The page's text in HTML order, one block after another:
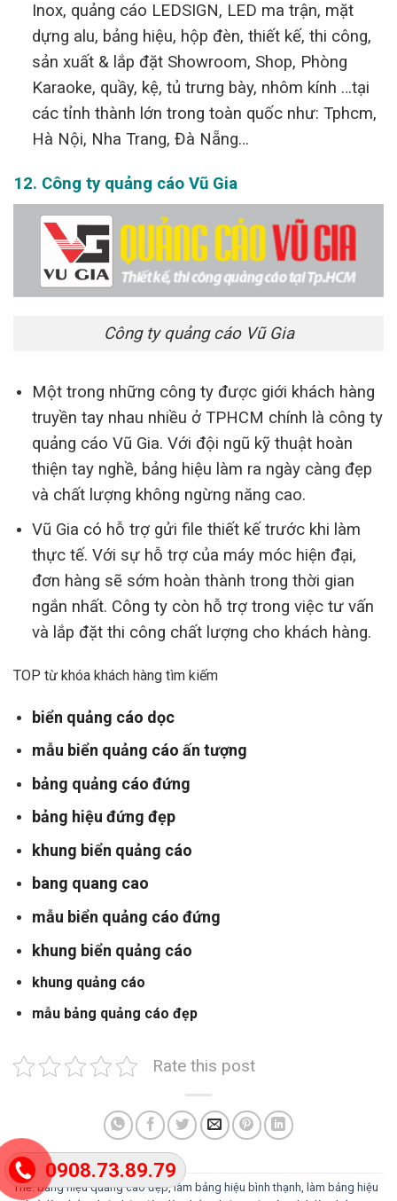
0908.73.89.79
Inox, quảng cáo LEDSIGN, LED ma trận, mặt
dựng alu, bảng hiệu, hộp đèn, thiết kế, thi công,
sản xuất & lắp đặt Showroom, Shop, Phòng
Karaoke, quầy, kệ, tủ trưng bày, nhôm kính …tại
các tỉnh thành lớn trong toàn quốc như: Tphcm,
Hà Nội, Nha Trang, Đà Nẵng…
12. Công ty quảng cáo Vũ Gia
Công ty quảng cáo Vũ Gia
Một trong những công ty được giới khách hàng
truyền tay nhau nhiều ở TPHCM chính là công ty
quảng cáo Vũ Gia. Với đội ngũ kỹ thuật hoàn
thiện tay nghề, bảng hiệu làm ra ngày càng đẹp
và chất lượng không ngừng năng cao.
Vũ Gia có hỗ trợ gửi file thiết kế trước khi làm
thực tế. Với sự hỗ trợ của máy móc hiện đại,
đơn hàng sẽ sớm hoàn thành trong thời gian
ngắn nhất. Công ty còn hỗ trợ trong việc tư vấn
và lắp đặt thi công chất lượng cho khách hàng.
TOP từ khóa khách hàng tìm kiếm
biển quảng cáo dọc
mẫu biển quảng cáo ấn tượng
bảng quảng cáo đứng
bảng hiệu đứng đẹp
khung biển quảng cáo
bang quang cao
mẫu biển quảng cáo đứng
khung biển quảng cáo
khung quảng cáo
mẫu bảng quảng cáo đẹp
Rate this post
Thẻ: bảng hiệu quảng cáo đẹp,làm bảng hiệu bình thạnh, làm bảng hiệu